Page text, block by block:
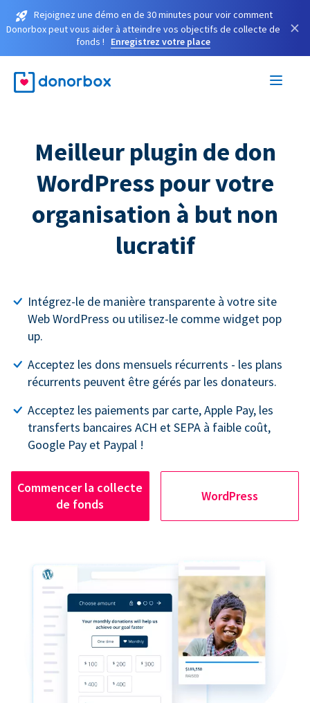
Rejoignez une démo en de 30 minutes pour voir comment
Donorbox peut vous aider à atteindre vos objectifs de collecte de
fonds !
Enregistrez votre place
×
Meilleur plugin de don
WordPress pour votre
organisation à but non
lucratif
Intégrez-le de manière transparente à votre site
Web WordPress ou utilisez-le comme widget pop
up.
Acceptez les dons mensuels récurrents - les plans
récurrents peuvent être gérés par les donateurs.
Acceptez les paiements par carte, Apple Pay, les
transferts bancaires ACH et SEPA à faible coût,
Google Pay et Paypal !
Commencer la collecte
de fonds
WordPress